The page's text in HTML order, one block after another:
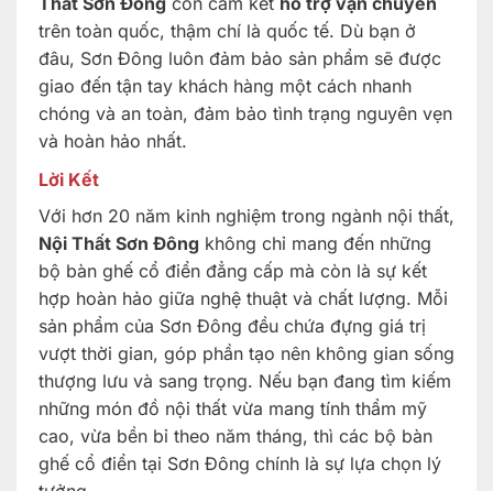
trên toàn quốc, thậm chí là quốc tế. Dù bạn ở
đâu, Sơn Đông luôn đảm bảo sản phẩm sẽ được
giao đến tận tay khách hàng một cách nhanh
chóng và an toàn, đảm bảo tình trạng nguyên vẹn
và hoàn hảo nhất.
Lời Kết
Với hơn 20 năm kinh nghiệm trong ngành nội thất,
Nội Thất Sơn Đông không chỉ mang đến những
bộ bàn ghế cổ điển đẳng cấp mà còn là sự kết
hợp hoàn hảo giữa nghệ thuật và chất lượng. Mỗi
sản phẩm của Sơn Đông đều chứa đựng giá trị
vượt thời gian, góp phần tạo nên không gian sống
thượng lưu và sang trọng. Nếu bạn đang tìm kiếm
những món đồ nội thất vừa mang tính thẩm mỹ
cao, vừa bền bỉ theo năm tháng, thì các bộ bàn
ghế cổ điển tại Sơn Đông chính là sự lựa chọn lý